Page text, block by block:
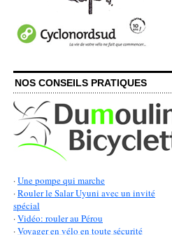
NOS CONSEILS PRATIQUES
·Une pompe qui marche
·Rouler le Salar Uyuni avec un invité
spécial
·Vidéo: rouler au Pérou
·Voyager en vélo en toute sécurité